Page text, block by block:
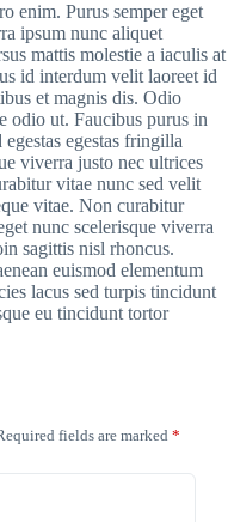
enim. Purus semper eget
ipsum nunc aliquet
mattis molestie a iaculis at
id interdum velit laoreet id
et magnis dis. Odio
odio ut. Faucibus purus in
egestas fringilla
viverra justo nec ultrices
vitae nunc sed velit
vitae. Non curabitur
nunc scelerisque viverra
sagittis nisl rhoncus.
euismod elementum
lacus sed turpis tincidunt
eu tincidunt tortor
fields are marked *